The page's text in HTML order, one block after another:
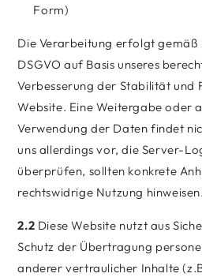
Form)
Die Verarbeitung erfolgt gemäß
DSGVO auf Basis unseres
Verbesserung der Stabilität und
Website. Eine Weitergabe oder
Verwendung der Daten findet
uns allerdings vor, die Server-
überprüfen, sollten konkrete
rechtswidrige Nutzung hinweisen.
2.2 Diese Website nutzt aus
Schutz der Übertragung
anderer vertraulicher Inhalte